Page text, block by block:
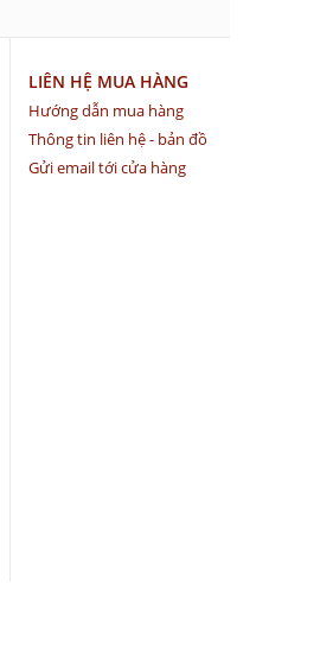
LIÊN HỆ MUA HÀNG
Hướng dẫn mua hàng
Thông tin liên hệ - bản đồ
Gửi email tới cửa hàng